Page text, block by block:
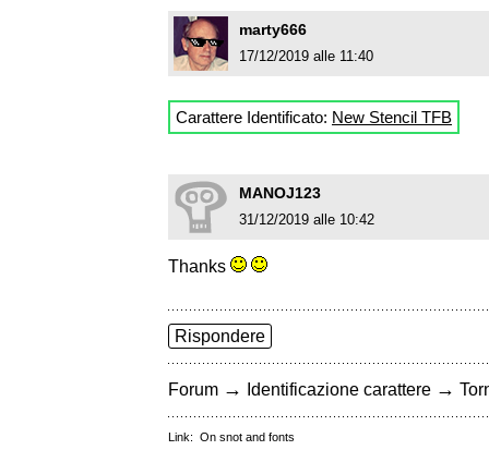
marty666
17/12/2019 alle 11:40
Carattere Identificato: New Stencil TFB
MANOJ123
31/12/2019 alle 10:42
Thanks
Rispondere
Forum → Identificazione carattere →
Link: On snot and fonts